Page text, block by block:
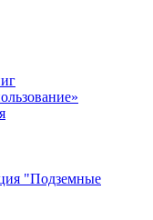
"Подземные